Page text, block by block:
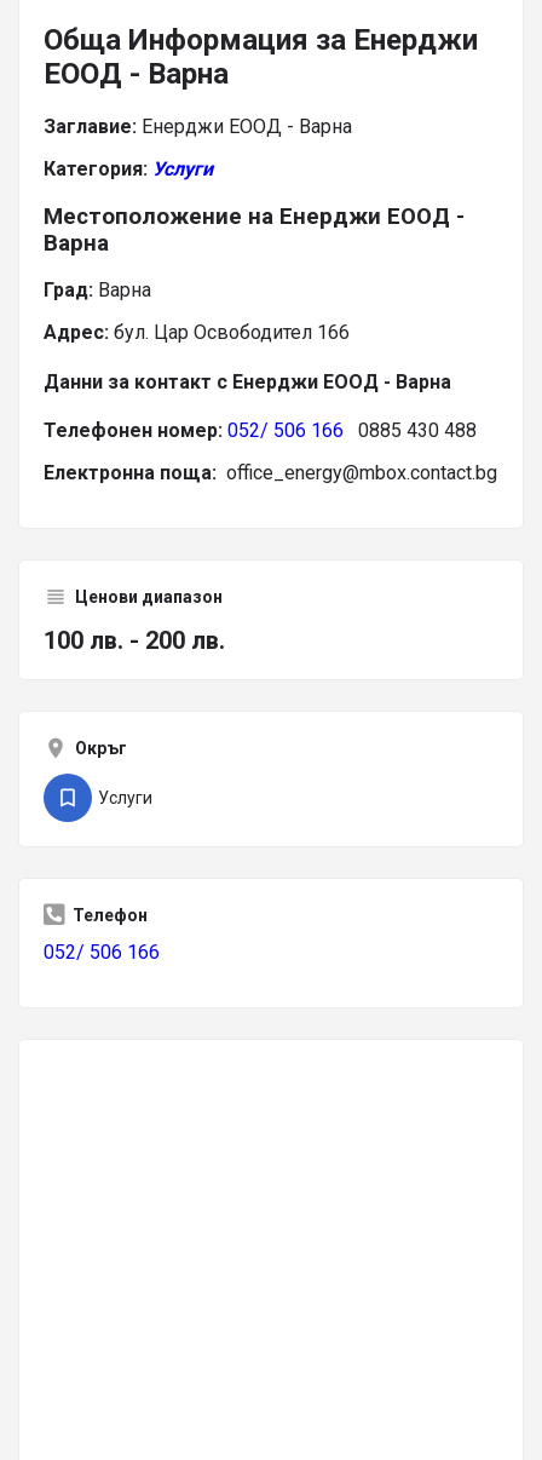
Обща Информация за Енерджи
ЕООД - Варна
Заглавие: Енерджи ЕООД - Варна
Категория: Услуги
Местоположение на Енерджи ЕООД -
Варна
Град: Варна
Адрес: бул. Цар Освободител 166
Данни за контакт с Енерджи ЕООД - Варна
Телефонен номер: 052/ 506 166 0885 430 488
Електронна поща: office_energy@mbox.contact.bg
Ценови диапазон
100 лв. - 200 лв.
Окръг
Услуги
Телефон
052/ 506 166